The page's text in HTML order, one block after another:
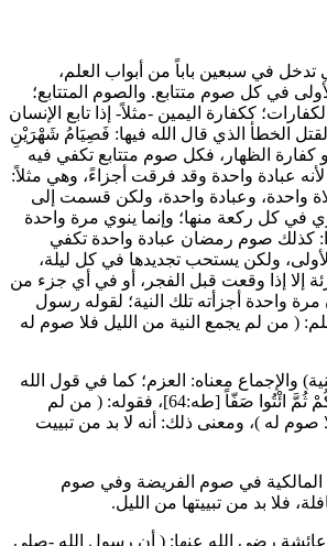
تدخل في سبعين باباً من أبواب العلم،
في كل صوم متتابع. والصوم المتتابع؛
ككفارة اليمين -مثلاً- إذا تابع الإنسان
الخطأ الذي قال الله فيها: فَصِيَامُ شَهْرَيْنِ
أو كفارة الظهار، فكل صوم متتابع تكفي فيه
لأنه عبادة واحدة وقد فرقت أجزاءً، وهي مثلاً:
واحدة، وعبادة واحدة، ولكن قسمت إلى
في كل ركعة منها؛ وإنما ينوي مرة واحدة
كذلك صوم رمضان عبادة واحدة تكفي
الأولى، ولكن يستحب تجديدها في كل ليلة،
إلا إذا وقعت قبل الفجر، أو في أي جزء من
مرة واحدة أجزأته تلك النية؛ لقوله رسول
( من لم يجمع النية من الليل فلا صوم له
والإجماع معناه: العزم؛ كما في قول الله
ثُمَّ ائْتُوا صَفّاً [طه:64]، فقوله: (
من لم
صوم له )، ومعنى ذلك: أنه لا بد من تبييت
المالكية في صوم الفريضة وفي صوم
فلا بد من تبييتها من الليل.
عائشة رضي الله عنها: ( أن رسول الله -صلى